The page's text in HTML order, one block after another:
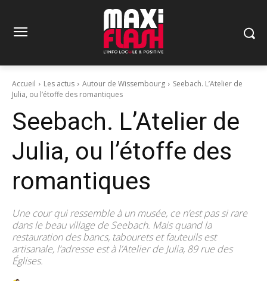
Accueil Les actus Autour de Wissembourg
Seebach. L’Atelier de
Julia, ou l’étoffe des romantiques
Seebach. L’Atelier de
Julia, ou l’étoffe des
romantiques
Une cour qui ressemble à un musée, ce n’est pas si rare
dans le beau village de Seebach. Mais quand la
restauration des bancs, tabourets et fauteuils est
artisanale, l’adresse est à l’Atelier de Julia, 89 rue des
Églises.